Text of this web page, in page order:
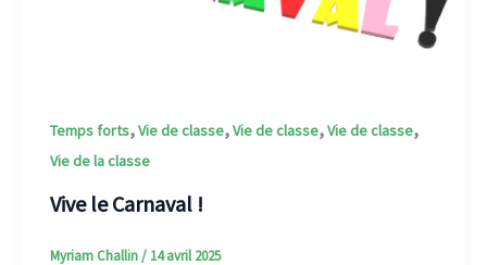
Temps forts,Vie de classe,Vie de classe,Vie de classe,
Vie de la classe
Vive le Carnaval !
Myriam Challin/ 14 avril 2025